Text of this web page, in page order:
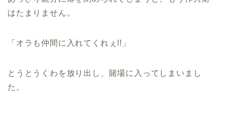
はたまりません。
「オラも仲間に入れてくれぇ!!」
とうとうくわを放り出し、賭場に入ってしまいまし
た。